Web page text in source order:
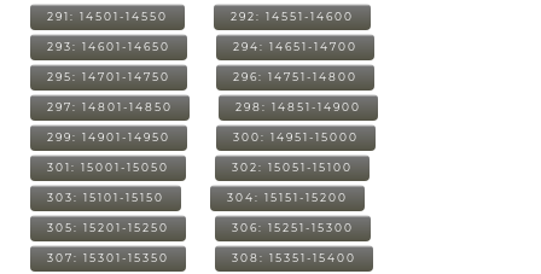
291: 14501-14550 292: 14551-14600
293: 14601-14650 294: 14651-14700
295: 14701-14750 296: 14751-14800
297: 14801-14850 298: 14851-14900
299: 14901-14950 300: 14951-15000
301: 15001-15050 302: 15051-15100
303: 15101-15150 304: 15151-15200
305: 15201-15250 306: 15251-15300
307: 15301-15350 308: 15351-15400